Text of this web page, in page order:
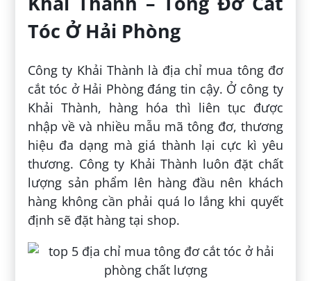
Tóc Ở Hải Phòng
Công ty Khải Thành là địa chỉ mua tông đơ
cắt tóc ở Hải Phòng đáng tin cậy. Ở công ty
Khải Thành, hàng hóa thì liên tục được
nhập về và nhiều mẫu mã tông đơ, thương
hiệu đa dạng mà giá thành lại cực kì yêu
thương. Công ty Khải Thành luôn đặt chất
lượng sản phẩm lên hàng đầu nên khách
hàng không cần phải quá lo lắng khi quyết
định sẽ đặt hàng tại shop.